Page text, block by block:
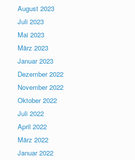
August 2023
Juli 2023
Mai 2023
März 2023
Januar 2023
Dezember 2022
November 2022
Oktober 2022
Juli 2022
April 2022
März 2022
Januar 2022